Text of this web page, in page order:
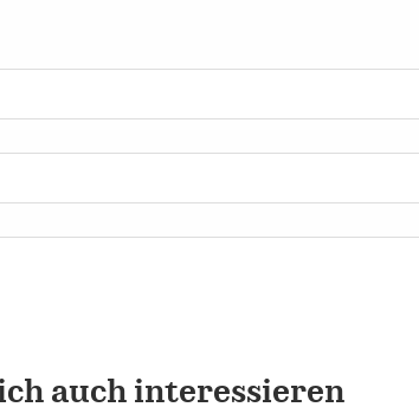
auch interessieren